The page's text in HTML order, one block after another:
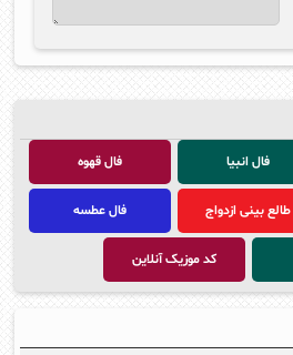
فال انبیا فال قهوه
طالع بینی ازدواج فال عطسه
کد موزیک آنلاین